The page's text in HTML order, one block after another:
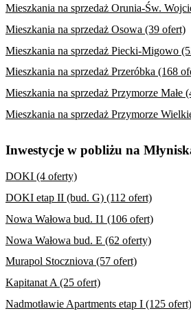
Mieszkania na sprzedaż Orunia-Św.
Mieszkania na sprzedaż Osowa (39 ofert)
Mieszkania na sprzedaż Piecki-Migowo
Mieszkania na sprzedaż Przeróbka (168
Mieszkania na sprzedaż Przymorze Małe
Mieszkania na sprzedaż Przymorze
Inwestycje w pobliżu na
DOKI (4 oferty)
DOKI etap II (bud. G) (112 ofert)
Nowa Wałowa bud. I1 (106 ofert)
Nowa Wałowa bud. E (62 oferty)
Murapol Stoczniova (57 ofert)
Kapitanat A (25 ofert)
Nadmotławie Apartments etap I (125 ofert)